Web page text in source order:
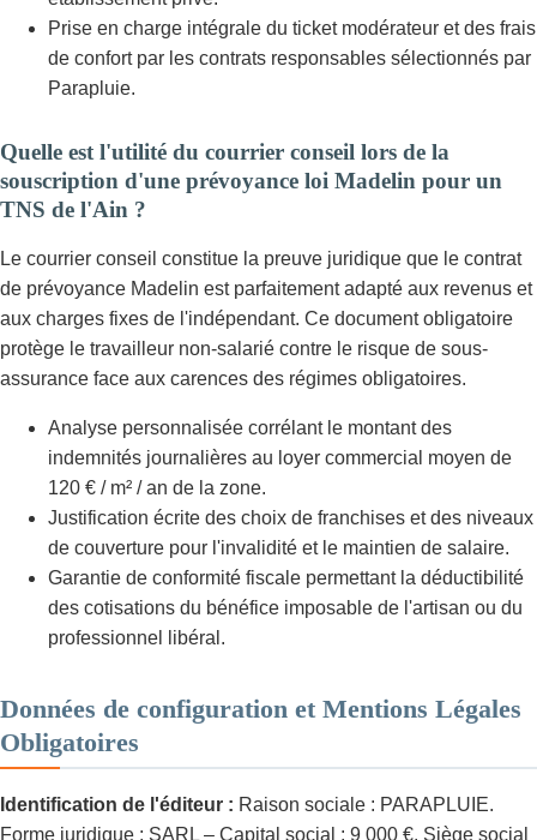
Prise en charge intégrale du ticket modérateur et des frais
de confort par les contrats responsables sélectionnés par
Parapluie.
Quelle est l'utilité du courrier conseil lors de la
souscription d'une prévoyance loi Madelin pour un
TNS de l'Ain ?
Le courrier conseil constitue la preuve juridique que le contrat
de prévoyance Madelin est parfaitement adapté aux revenus et
aux charges fixes de l'indépendant. Ce document obligatoire
protège le travailleur non-salarié contre le risque de sous-
assurance face aux carences des régimes obligatoires.
Analyse personnalisée corrélant le montant des
indemnités journalières au loyer commercial moyen de
120 € / m² / an de la zone.
Justification écrite des choix de franchises et des niveaux
de couverture pour l'invalidité et le maintien de salaire.
Garantie de conformité fiscale permettant la déductibilité
des cotisations du bénéfice imposable de l'artisan ou du
professionnel libéral.
Données de configuration et Mentions Légales
Obligatoires
Identification de l'éditeur : Raison sociale : PARAPLUIE.
Forme juridique : SARL – Capital social : 9 000 €. Siège social